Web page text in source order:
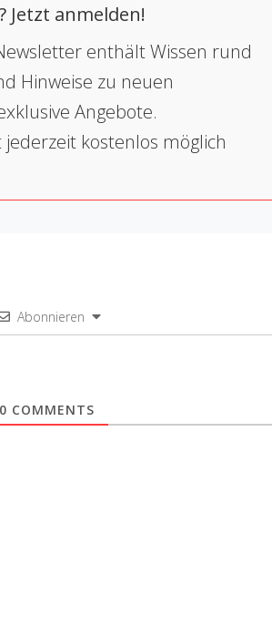
Jetzt anmelden!
enthält Wissen rund
Hinweise zu neuen
Angebote.
kostenlos möglich
Abonnieren
0 COMMENTS